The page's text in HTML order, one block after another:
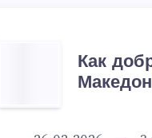
Как